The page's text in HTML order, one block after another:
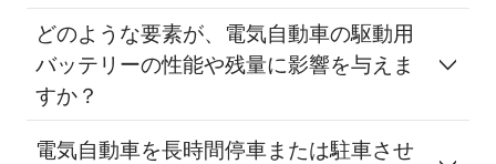
どのような要素が、電気自動車の駆動用
バッテリーの性能や残量に影響を与えま
すか？
電気自動車を長時間停車または駐車させ